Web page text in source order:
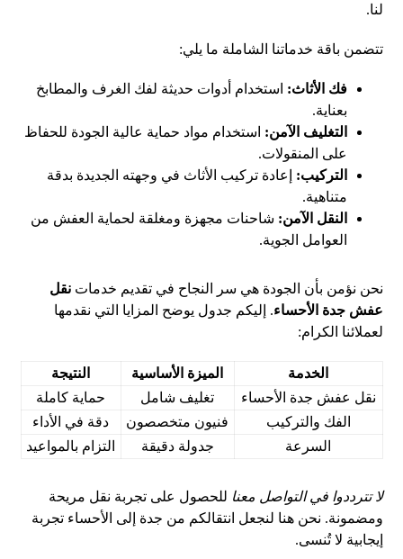
لنا.
تتضمن باقة خدماتنا الشاملة ما يلي:
فك الأثاث: استخدام أدوات حديثة لفك الغرف والمطابخ
بعناية.
التغليف الآمن: استخدام مواد حماية عالية الجودة للحفاظ
على المنقولات.
التركيب: إعادة تركيب الأثاث في وجهته الجديدة بدقة
متناهية.
النقل الآمن: شاحنات مجهزة ومغلقة لحماية العفش من
العوامل الجوية.
نحن نؤمن بأن الجودة هي سر النجاح في تقديم خدماتنقل
عفش جدة الأحساء. إليكم جدول يوضح المزايا التي نقدمها
لعملائنا الكرام:
الخدمة الميزة الأساسية
النتيجة
نقل عفش جدة الأحساء
تغليف شامل
حماية كاملة
الفك والتركيب
فنيون متخصصون
دقة في الأداء
السرعة
جدولة دقيقة التزام بالمواعيد
لا تترددوا في التواصل معنا للحصول على تجربة نقل مريحة
ومضمونة. نحن هنا لنجعل انتقالكم من جدة إلى الأحساء تجربة
إيجابية لا تُنسى.